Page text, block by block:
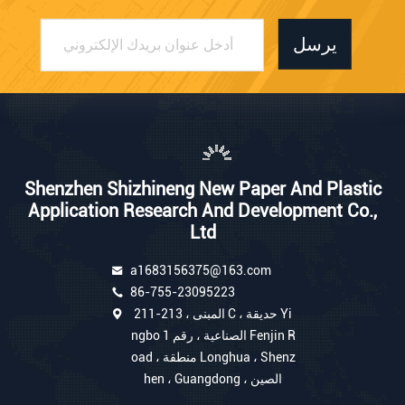
يرسل
Shenzhen Shizhineng New Paper And Plastic
Application Research And Development Co.,
Ltd
a1683156375@163.com
86-755-23095223
211-213 ، المبنى C ، حديقة Yi
ngbo الصناعية ، رقم 1 Fenjin R
oad ، منطقة Longhua ، Shenz
hen ، Guangdong ، الصين